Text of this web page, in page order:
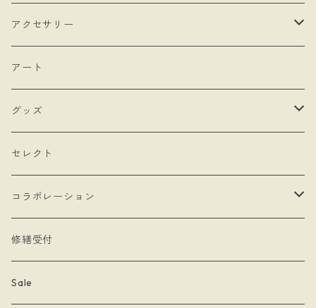
・bracket No.
- リボン
- モロッカンチャーム
- hand
- Drop Rose
- 本型チャーム
- Lady & Royal
- 月星夜
- ロゼットタイプ
- ネックレスタイプ
- シングルタイプ
- チェーン・カラビナ
アクセサリー
- ブローチ
- 耳飾り
- ネックレス
アート
グッズ
- バッグ
- ステッカー
- クリーナークロス
- 文房具
セレクト
コラボレーション
limboussole
こまっちゃん
修繕受付
Sale